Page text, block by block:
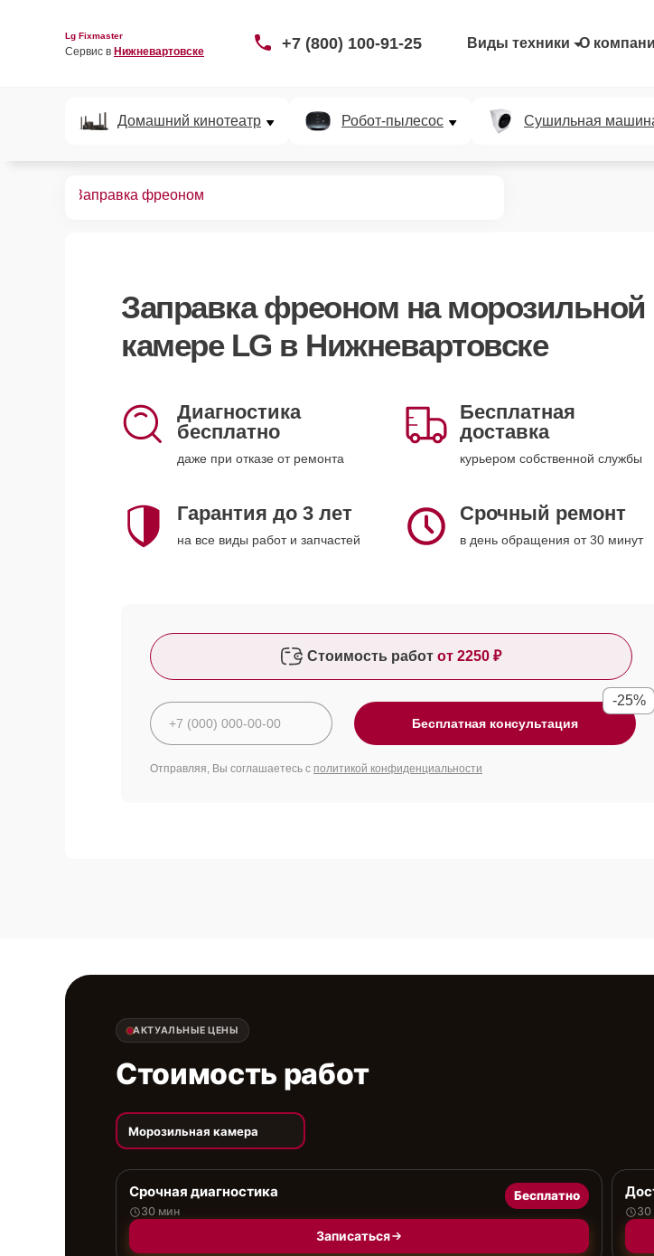
Lg Fixmaster
Сервис в Нижневартовске +7 (800) 100-91-25 Виды техники О
Домашний кинотеатр Робот-пылесос Сушильная
Заправка фреоном
Заправка фреоном на морозильной
камере LG в Нижневартовске
Диагностика
бесплатно
даже при отказе от ремонта
Бесплатная
доставка
курьером собственной службы
Гарантия до 3 лет
на все виды работ и запчастей
Срочный ремонт
в день обращения от 30 минут
Стоимость работ от 2250 ₽
Бесплатная консультация
-25%
Отправляя, Вы соглашаетесь с политикой конфиденциальности
АКТУАЛЬНЫЕ ЦЕНЫ
Стоимость работ
Морозильная камера
Срочная диагностика
30 мин
Бесплатно
Записаться
30